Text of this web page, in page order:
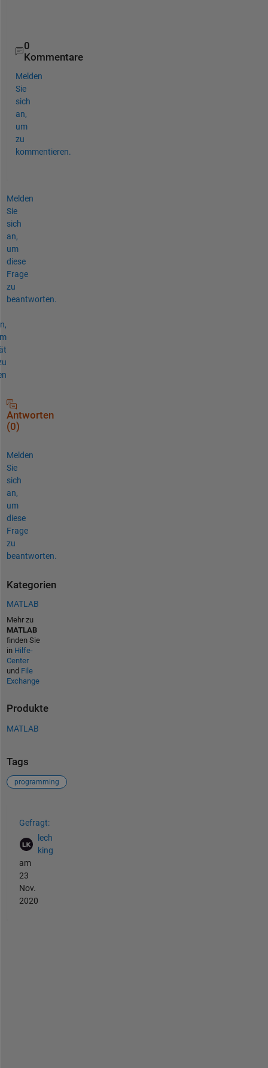
0
Kommentare
Melden
Sie
sich
an,
um
zu
kommentieren.
Melden
Sie
sich
an,
um
diese
Frage
zu
beantworten.
Antworten
(0)
Melden
Sie
sich
an,
um
diese
Frage
zu
beantworten.
Kategorien
MATLAB
Mehr zu
MATLAB
finden Sie
in Hilfe-
Center
und File
Exchange
Produkte
MATLAB
Tags
programming
Gefragt:
lech
king
am
23
Nov.
2020